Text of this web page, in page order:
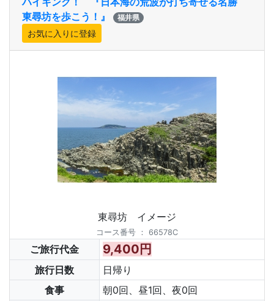
東尋坊を歩こう！』
福井県
東尋坊 イメージ
コース番号 ： 66578C
ご旅行代金 9,400円
旅行日数
日帰り
食事
朝0回、昼1回、夜0回